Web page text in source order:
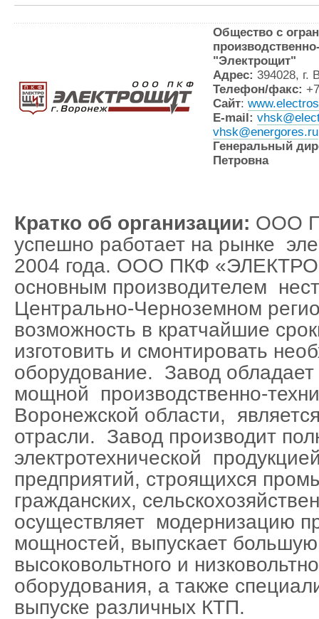
Общество с
"Электрощит"
Адрес: 394028, г.
Телефон/факс:
Сайт:
E-mail:
vhsk@energores.ru
Генеральный
Петровна
Кратко об организации: ООО
успешно работает на рынке
2004 года. ООО ПКФ
основным производителем
Центрально-Черноземном
возможность в кратчайшие
изготовить и смонтировать
оборудование. Завод
мощной производственно-
Воронежской области,
отрасли. Завод производит
электротехнической
предприятий, строящихся
гражданских,
осуществляет модернизацию
мощностей, выпускает
высоковольтного и
оборудования, а также
выпуске различных КТП.